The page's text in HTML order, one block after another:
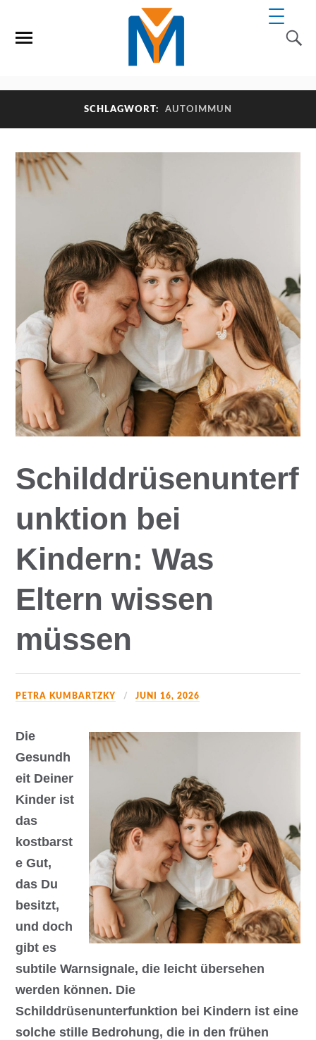
SCHLAGWORT: AUTOIMMUN
Schilddrüsenunterf
unktion bei
Kindern: Was
Eltern wissen
müssen
PETRA KUMBARTZKY JUNI 16, 2026
Die
Gesundh
eit Deiner
Kinder ist
das
kostbarst
e Gut,
das Du
besitzt,
und doch
gibt es
subtile Warnsignale, die leicht übersehen
werden können. Die
Schilddrüsenunterfunktion bei Kindern ist eine
solche stille Bedrohung, die in den frühen